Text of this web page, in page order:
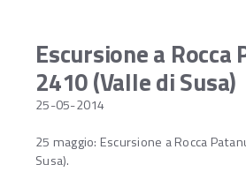
Escursione a Rocca
2410 (Valle di Susa)
25-05-2014
25 maggio: Escursione a Rocca
Susa).